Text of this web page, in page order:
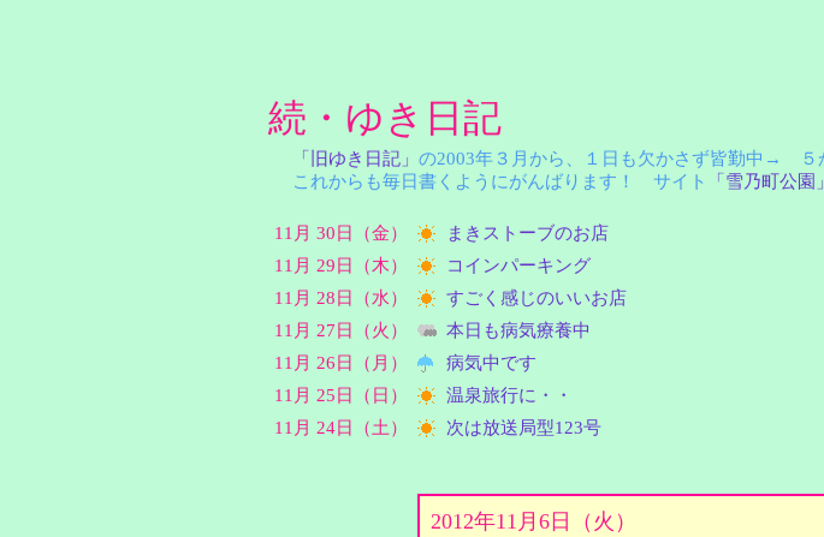
続・ゆき日記
「旧ゆき日記」 の2003年３月から、１日も欠かさず皆勤中→ ５
これからも毎日書くようにがんばります！ サイト
「雪乃町公園」
11月 30日（金）
まきストーブのお店
11月 29日（木）
コインパーキング
11月 28日（水）
すごく感じのいいお店
11月 27日（火）
本日も病気療養中
11月 26日（月）
病気中です
11月 25日（日）
温泉旅行に・・
11月 24日（土）
次は放送局型123号
2012年11月6日（火）